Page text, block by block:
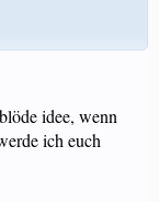
idee, wenn
ich euch